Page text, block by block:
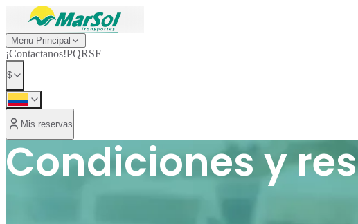
Menu Principal
¡Contactanos!PQRSF
$
Mis reservas
Condiciones y